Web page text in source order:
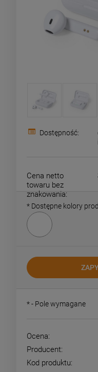
Dostępność:
Cena netto
towaru bez
znakowania:
* Dostępne kolory
*- Pole wymagane
Ocena:
Producent:
Kod produktu: